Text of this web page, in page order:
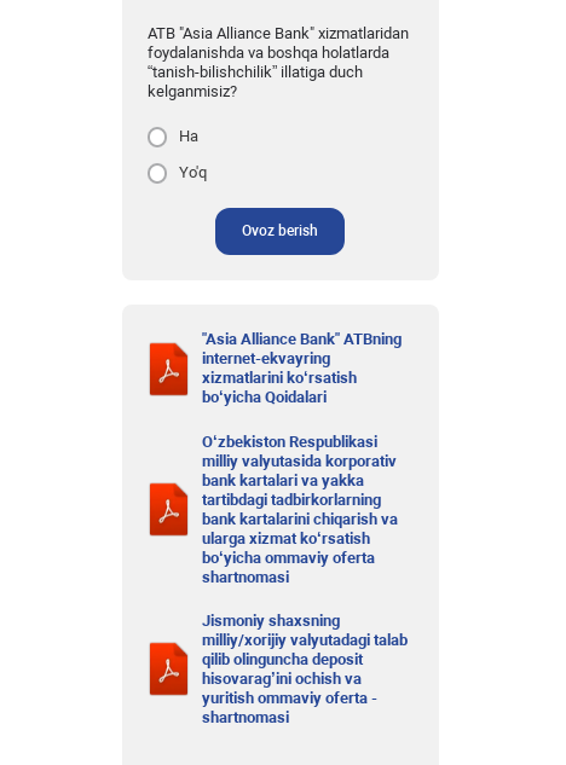
ATB "Asia Alliance Bank" xizmatlaridan
foydalanishda va boshqa holatlarda
“tanish-bilishchilik” illatiga duch
kelganmisiz?
Ha
Yo'q
Ovoz berish
"Asia Alliance Bank" ATBning
internet-ekvayring
xizmatlarini ko‘rsatish
bo‘yicha Qoidalari
O‘zbekiston Respublikasi
milliy valyutasida korporativ
bank kartalari va yakka
tartibdagi tadbirkorlarning
bank kartalarini chiqarish va
ularga xizmat ko‘rsatish
bo‘yicha ommaviy oferta
shartnomasi
Jismoniy shaxsning
milliy/xorijiy valyutadagi talab
qilib olinguncha deposit
hisovarag’ini ochish va
yuritish ommaviy oferta -
shartnomasi